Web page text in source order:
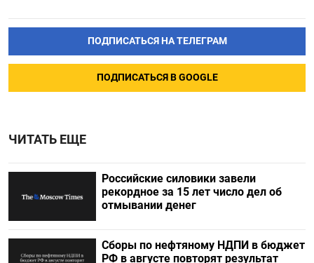
ПОДПИСАТЬСЯ НА ТЕЛЕГРАМ
ПОДПИСАТЬСЯ В GOOGLE
ЧИТАТЬ ЕЩЕ
Российские силовики завели
рекордное за 15 лет число дел об
отмывании денег
Сборы по нефтяному НДПИ в бюджет
РФ в августе повторят результат